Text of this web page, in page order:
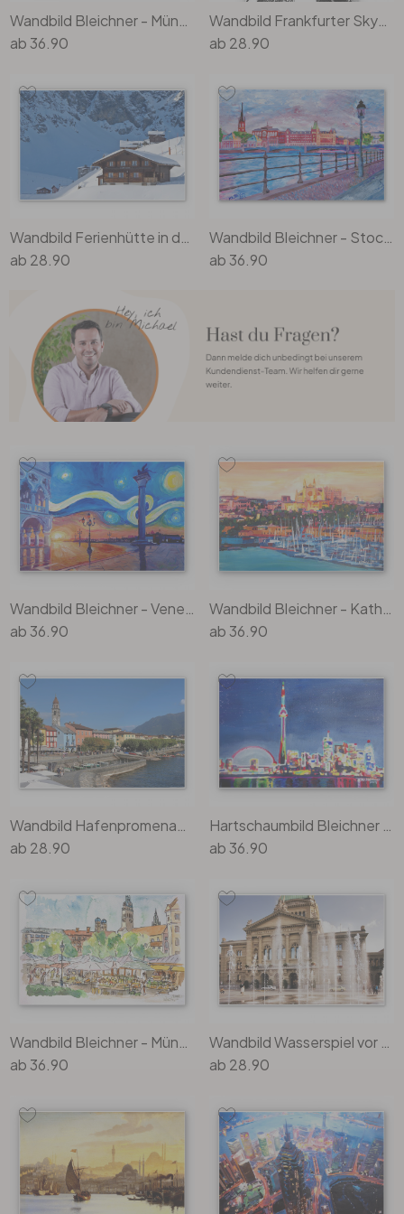
ab36.90
ab 28.90
ab 28.90
ab36.90
Wandbild Bleichner - Venedig bei Nacht
ab36.90
Wandbild Bleichner - Kathedrale in Palma de Mallorca
ab36.90
Wandbild Hafenpromenade am Lago Maggiore
ab 28.90
Hartschaumbild Bleichner - Toronto im Neonschimmer
ab36.90
Wandbild Bleichner - München - Viktualienmarkt
ab36.90
Wandbild Wasserspiel vor Schweizer Parlamentsgebäude
ab 28.90